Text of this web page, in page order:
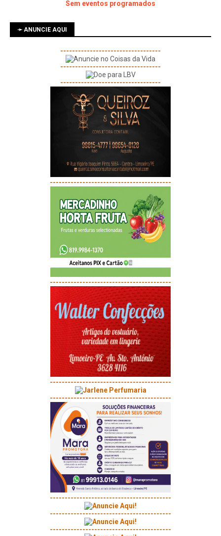
Sem eventos programados
➛ ANUNCIE AQUI
----------------------------------
----------------------------------
----------------------------------
-----------------------------------------
-----------------------------------------
-----------------------------------------
-----------------------------------------
-----------------------------------------
-----------------------------------------
-----------------------------------------